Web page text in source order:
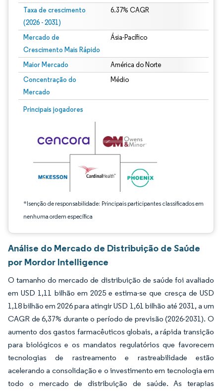
Taxa de crescimento
(2026 - 2031)
6.37% CAGR
Mercado de
Crescimento Mais Rápido
Ásia-Pacífico
Maior Mercado América do Norte
Concentração do
Mercado
Médio
Principais jogadores
*Isenção de responsabilidade: Principais participantes classificados em
nenhuma ordem específica
Imagem © Mordor Intelligence. O reuso requer atribuição conforme CC BY 4.0.
Análise do Mercado de Distribuição de Saúde
por Mordor Intelligence
O tamanho do mercado de distribuição de saúde foi avaliado
em USD 1,11 bilhão em 2025 e estima-se que cresça de USD
1,18 bilhão em 2026 para atingir USD 1,61 bilhão até 2031, a um
CAGR de 6,37% durante o período de previsão (2026-2031). O
aumento dos gastos farmacêuticos globais, a rápida transição
para biológicos e os mandatos regulatórios que favorecem
tecnologias de rastreamento e rastreabilidade estão
acelerando a consolidação e o investimento em tecnologia em
todo o mercado de distribuição de saúde. As terapias